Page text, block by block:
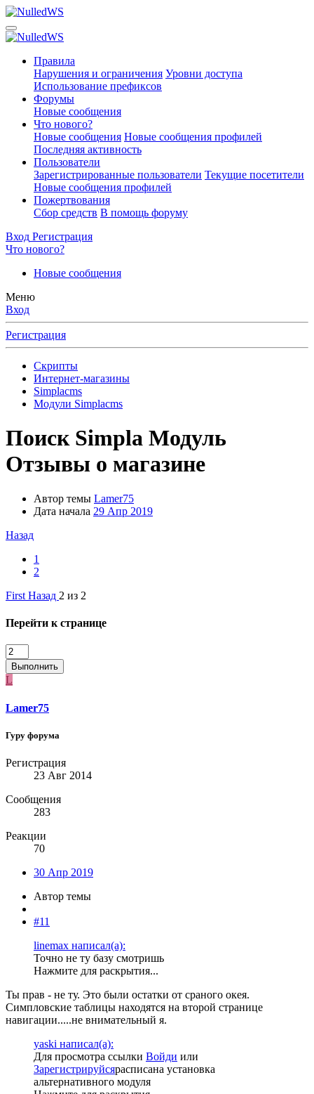
Правила
Нарушения и ограничения Уровни доступа
Использование префиксов
Форумы
Новые сообщения
Что нового?
Новые сообщения Новые сообщения профилей
Последняя активность
Пользователи
Зарегистрированные пользователи Текущие посетители
Новые сообщения профилей
Пожертвования
Сбор средств В помощь форуму
Вход Регистрация
Что нового?
Новые сообщения
Меню
Вход
Регистрация
Скрипты
Интернет-магазины
Simplacms
Модули Simplacms
Поиск Simpla Модуль
Отзывы о магазине
Автор темы Lamer75
Дата начала 29 Апр 2019
Назад
1
2
First Назад 2 из 2
Перейти к странице
Выполнить
L
Lamer75
Гуру форума
Регистрация
23 Авг 2014
Сообщения
283
Реакции
70
30 Апр 2019
Автор темы
#11
linemax написал(а):
Точно не ту базу смотришь
Нажмите для раскрытия...
Ты прав - не ту. Это были остатки от сраного окея.
Симпловские таблицы находятся на второй странице
навигации.....не внимательный я.
yaski написал(а):
Для просмотра ссылки Войди или
Зарегистрируйсярасписана установка
альтернативного модуля